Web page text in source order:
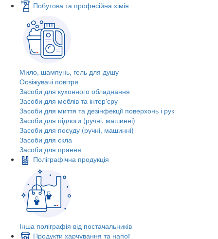
Побутова та професійна хімія
Мило, шампунь, гель для душу
Освіжувачі повітря
Засоби для кухонного обладнання
Засоби для меблів та інтер'єру
Засоби для миття та дезінфекції поверхонь і рук
Засоби для підлоги (ручні, машинні)
Засоби для посуду (ручні, машинні)
Засоби для скла
Засоби для прання
Поліграфічна продукція
Інша поліграфія від постачальників
Продукти харчування та напої